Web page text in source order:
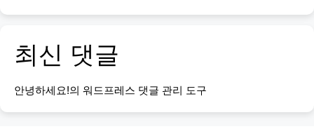
최신 댓글
안녕하세요!의 워드프레스 댓글 관리 도구